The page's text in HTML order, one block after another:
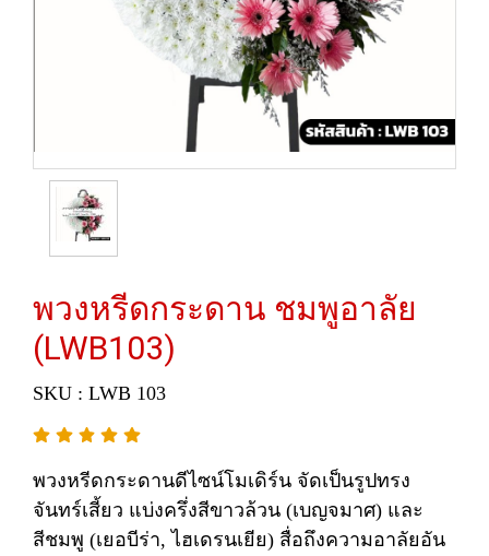
พวงหรีดกระดาน ชมพูอาลัย
(LWB103)
SKU : LWB 103
พวงหรีดกระดานดีไซน์โมเดิร์น จัดเป็นรูปทรง
จันทร์เสี้ยว แบ่งครึ่งสีขาวล้วน (เบญจมาศ) และ
สีชมพู (เยอบีร่า, ไฮเดรนเยีย) สื่อถึงความอาลัยอัน